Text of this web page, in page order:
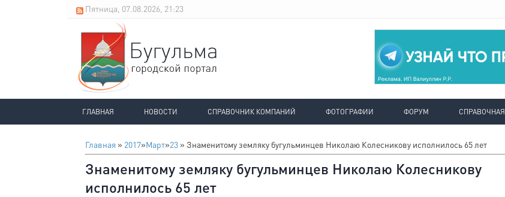
Пятница, 07.08.2026, 21:23
ГЛАВНАЯ НОВОСТИ СПРАВОЧНИК КОМПАНИЙ ФОТОГРАФИИ ФОРУМ СПРАВОЧНАЯ
Главная » 2017»Март»23 » Знаменитому земляку бугульминцев Николаю Колесникову исполнилось 65 лет
Знаменитому земляку бугульминцев Николаю Колесникову
исполнилось 65 лет